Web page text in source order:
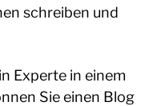
schreiben und
Experte in einem
Sie einen Blog